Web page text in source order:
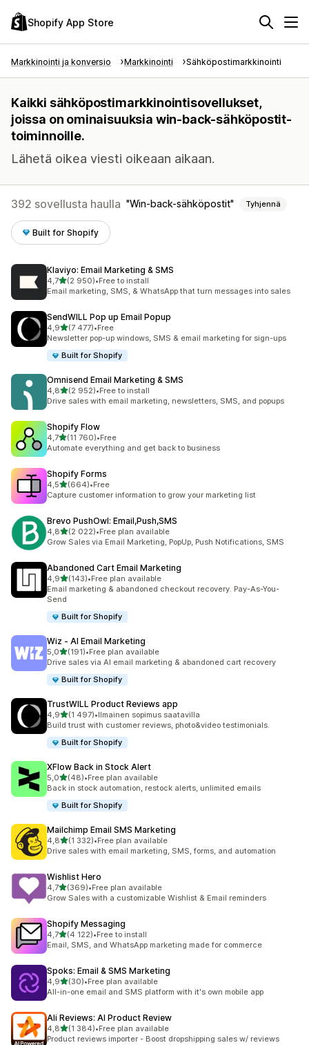
Shopify App Store
Markkinointi ja konversio Markkinointi Sähköpostimarkkinointi
Kaikki sähköpostimarkkinointisovellukset,
joissa on ominaisuuksia win-back-sähköpostit-
toiminnoille.
Lähetä oikea viesti oikeaan aikaan.
392 sovellusta haulla Win-back-sähköpostit Tyhjennä
Built for Shopify
Klaviyo: Email Marketing & SMS
4,7/ 5 tähteä
(2 950)
2950 arvostelua yhteensä
•Free to install
Email marketing, SMS, & WhatsApp that turn messages into sales
SendWILL Pop up Email Popup
4,9/ 5 tähteä
(7 477)
7477 arvostelua yhteensä
•Free
Newsletter pop-up windows, SMS & email marketing for sign-ups
Built for Shopify
Omnisend Email Marketing & SMS
4,8/ 5 tähteä
(2 952)
2952 arvostelua yhteensä
•Free to install
Drive sales with email marketing, newsletters, SMS, and popups
Shopify Flow
4,7/ 5 tähteä
(11 760)
11760 arvostelua yhteensä
•Free
Automate everything and get back to business
Shopify Forms
4,5/ 5 tähteä
(664)
664 arvostelua yhteensä
•Free
Capture customer information to grow your marketing list
Brevo PushOwl: Email,Push,SMS
4,8/ 5 tähteä
(2 022)
2022 arvostelua yhteensä
•Free plan available
Grow Sales via Email Marketing, PopUp, Push Notifications, SMS
Abandoned Cart Email Marketing
4,9/ 5 tähteä
(143)
143 arvostelua yhteensä
•Free plan available
Email marketing & abandoned checkout recovery. Pay-As-You-
Send
Built for Shopify
Wiz ‑ AI Email Marketing
5,0/ 5 tähteä
(191)
191 arvostelua yhteensä
•Free plan available
Drive sales via AI email marketing & abandoned cart recovery
Built for Shopify
TrustWILL Product Reviews app
4,9/ 5 tähteä
(1 497)
1497 arvostelua yhteensä
•Ilmainen sopimus saatavilla
Build trust with customer reviews, photo&video testimonials.
Built for Shopify
XFlow Back in Stock Alert
5,0/ 5 tähteä
(48)
48 arvostelua yhteensä
•Free plan available
Back in stock automation, restock alerts, unlimited emails
Built for Shopify
Mailchimp Email SMS Marketing
4,8/ 5 tähteä
(1 332)
1332 arvostelua yhteensä
•Free plan available
Drive sales with email marketing, SMS, forms, and automation
Wishlist Hero
4,7/ 5 tähteä
(369)
369 arvostelua yhteensä
•Free plan available
Grow Sales with a customizable Wishlist & Email reminders
Shopify Messaging
4,7/ 5 tähteä
(4 122)
4122 arvostelua yhteensä
•Free to install
Email, SMS, and WhatsApp marketing made for commerce
Spoks: Email & SMS Marketing
4,9/ 5 tähteä
(30)
30 arvostelua yhteensä
•Free plan available
All-in-one email and SMS platform with it's own mobile app
Ali Reviews: AI Product Review
4,8/ 5 tähteä
(1 384)
1384 arvostelua yhteensä
•Free plan available
Product reviews importer - Boost dropshipping sales w/ reviews